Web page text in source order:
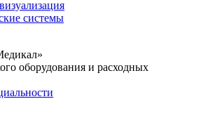
системы
оборудования и расходных